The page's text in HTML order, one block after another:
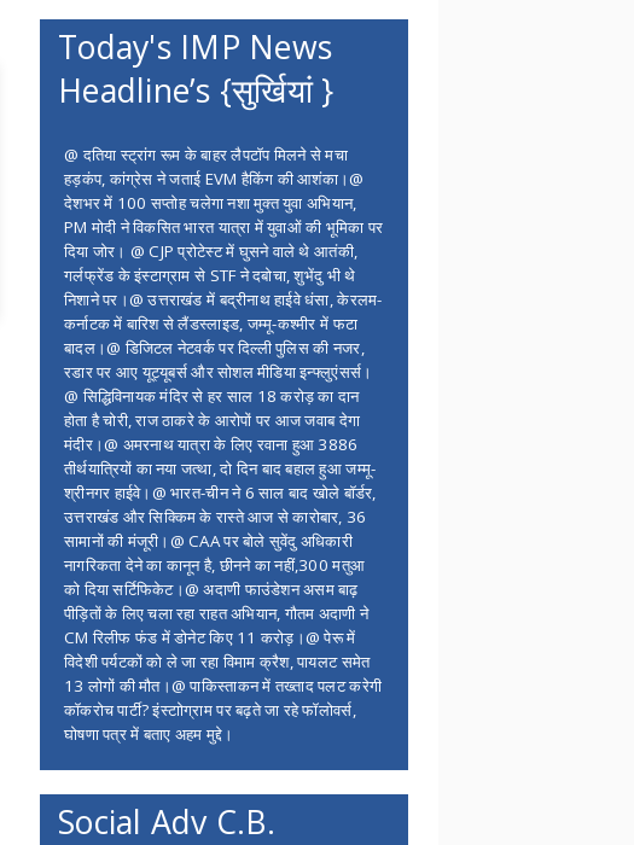
Today's IMP News
Headline’s {सुर्खियां }
@ दतिया स्ट्रांग रूम के बाहर लैपटॉप मिलने से मचा
हड़कंप, कांग्रेस ने जताई EVM हैकिंग की आशंका।@
देशभर में 100 सप्ताेह चलेगा नशा मुक्त युवा अभियान,
PM मोदी ने विकसित भारत यात्रा में युवाओं की भूमिका पर
दिया जोर। @ CJP प्रोटेस्ट में घुसने वाले थे आतंकी,
गर्लफ्रेंड के इंस्टाग्राम से STF ने दबोचा, शुभेंदु भी थे
निशाने पर।@ उत्तराखंड में बद्रीनाथ हाईवे धंसा, केरलम-
कर्नाटक में बारिश से लैंडस्लाइड, जम्मू-कश्मीर में फटा
बादल।@ डिजिटल नेटवर्क पर दिल्ली पुलिस की नजर,
रडार पर आए यूट्यूबर्स और सोशल मीडिया इन्फ्लुएंसर्स।
@ सिद्धिविनायक मंदिर से हर साल 18 करोड़ का दान
होता है चोरी, राज ठाकरे के आरोपों पर आज जवाब देगा
मंदीर।@ अमरनाथ यात्रा के लिए रवाना हुआ 3886
तीर्थयात्रियों का नया जत्था, दो दिन बाद बहाल हुआ जम्मू-
श्रीनगर हाईवे।@ भारत-चीन ने 6 साल बाद खोले बॉर्डर,
उत्तराखंड और सिक्किम के रास्ते आज से कारोबार, 36
सामानों की मंजूरी।@ CAA पर बोले सुवेंदु अधिकारी
नागरिकता देने का कानून है, छीनने का नहीं,300 मतुआ
को दिया सर्टिफिकेट।@ अदाणी फाउंडेशन असम बाढ़
पीड़ितों के लिए चला रहा राहत अभियान, गौतम अदाणी ने
CM रिलीफ फंड में डोनेट किए 11 करोड़।@ पेरू में
विदेशी पर्यटकों को ले जा रहा विमाम क्रैश, पायलट समेत
13 लोगों की मौत।@ पाकिस्ताकन में तख्ताद पलट करेगी
कॉकरोच पार्टी? इंस्टाोग्राम पर बढ़ते जा रहे फॉलोवर्स,
घोषणा पत्र में बताए अहम मुद्दे।
Social Adv C.B.